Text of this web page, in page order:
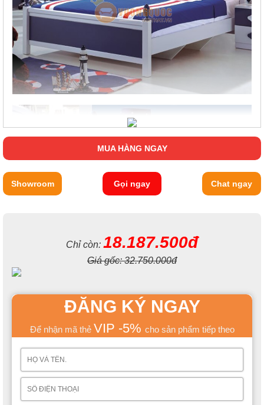
MUA HÀNG NGAY
Showroom Gọi ngay Chat ngay
Chỉ còn: 18.187.500đ
Giá gốc:32.750.000đ
ĐĂNG KÝ NGAY
Để nhận mã thẻ VIP -5% cho sản phẩm tiếp theo